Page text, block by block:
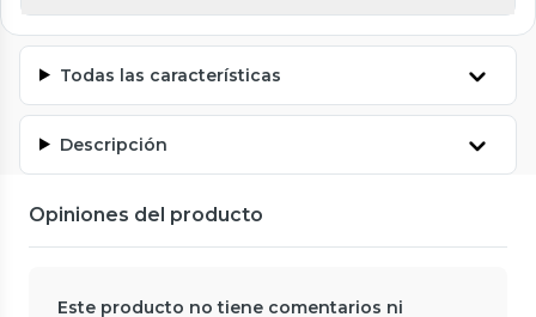
Todas las características
Descripción
Opiniones del producto
Este producto no tiene comentarios ni